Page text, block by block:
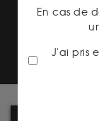
En cas de
J'ai pris